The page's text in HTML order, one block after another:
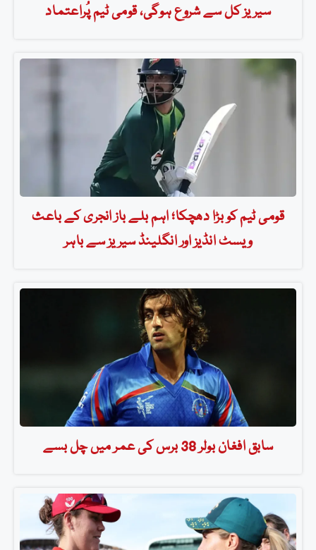
سیریز کل سے شروع ہوگی، قومی ٹیم پُراعتماد
قومی ٹیم کو بڑا دھچکا؛ اہم بلے باز انجری کے باعث
ویسٹ انڈیز اور انگلینڈ سیریز سے باہر
سابق افغان بولر 38 برس کی عمر میں چل بسے